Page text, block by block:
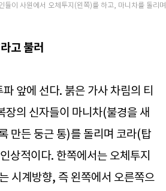
들이 사원에서 오체투지(왼쪽)를 하고, 마니차를 돌리
고 불러
앞에 선다. 붉은 가사 차림의 티
장의 신자들이 마니차(불경을 새
만든 둥근 통)를 돌리며 코라(탑
상적이다. 한쪽에서는 오체투지
시계방향, 즉 왼쪽에서 오른쪽으